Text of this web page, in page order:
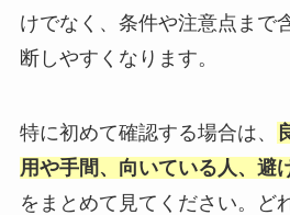
けでなく、条件や注意点まで
断しやすくなります。
特に初めて確認する場合は、
用や手間、向いている人、避
をまとめて見てください。ど